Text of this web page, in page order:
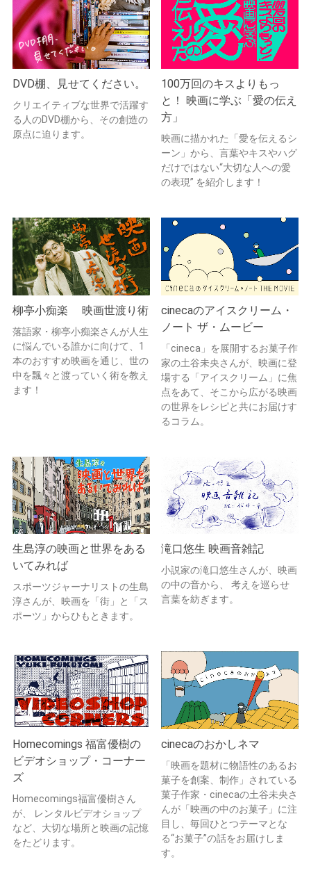
DVD棚、見せてください。
クリエイティブな世界で活躍す
る人のDVD棚から、その創造の
原点に迫ります。
100万回のキスよりもっ
と！ 映画に学ぶ「愛の伝え
方」
映画に描かれた「愛を伝えるシ
ーン」から、言葉やキスやハグ
だけではない“大切な人への愛
の表現” を紹介します！
柳亭小痴楽 映画世渡り術
落語家・柳亭小痴楽さんが人生
に悩んでいる誰かに向けて、1
本のおすすめ映画を通じ、世の
中を飄々と渡っていく術を教え
ます！
cinecaのアイスクリーム・
ノート ザ・ムービー
「cineca」を展開するお菓子作
家の土谷未央さんが、映画に登
場する「アイスクリーム」に焦
点をあて、そこから広がる映画
の世界をレシピと共にお届けす
るコラム。
生島淳の映画と世界をある
いてみれば
スポーツジャーナリストの生島
淳さんが、映画を「街」と「ス
ポーツ」からひもときます。
滝口悠生 映画音雑記
小説家の滝口悠生さんが、映画
の中の音から、 考えを巡らせ
言葉を紡ぎます。
Homecomings 福富優樹の
ビデオショップ・コーナー
ズ
Homecomings福富優樹さん
が、 レンタルビデオショップ
など、大切な場所と映画の記憶
をたどります。
cinecaのおかしネマ
「映画を題材に物語性のあるお
菓子を創案、制作」されている
菓子作家・cinecaの土谷未央さ
んが「映画の中のお菓子」に注
目し、毎回ひとつテーマとな
る“お菓子”の話をお届けしま
す。